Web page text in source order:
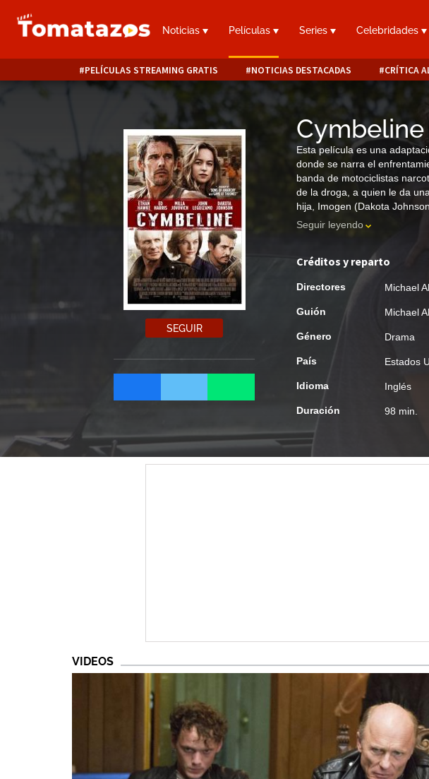
Noticias Películas Series Celebridades
PELÍCULAS STREAMING GRATIS NOTICIAS DESTACADAS CRÍTICA
SEGUIR
Cymbeline
Esta película es una
donde se narra el
banda de motociclistas
de la droga, a quien le da
hija, Imogen (Dakota
Seguir leyendo
Créditos y reparto
Directores Michael
Guión Michael
Género Drama
País Estados
Idioma Inglés
Duración 98 min.
VIDEOS